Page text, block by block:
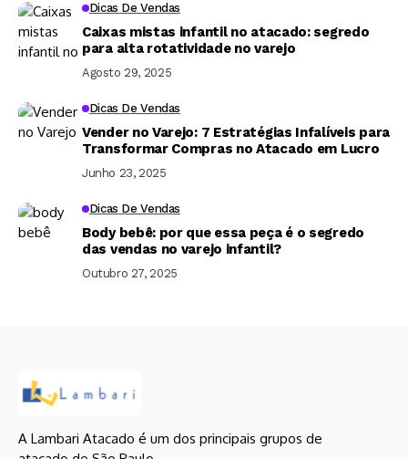
Dicas De Vendas
Caixas mistas infantil no atacado: segredo
para alta rotatividade no varejo
Agosto 29, 2025
Dicas De Vendas
Vender no Varejo: 7 Estratégias Infalíveis para
Transformar Compras no Atacado em Lucro
Junho 23, 2025
Dicas De Vendas
Body bebê: por que essa peça é o segredo
das vendas no varejo infantil?
Outubro 27, 2025
A Lambari Atacado é um dos principais grupos de